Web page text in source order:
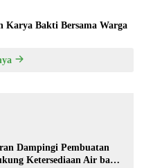
Bakti Bersama Warga
Dampingi Pembuatan
Ketersediaan Air bagi